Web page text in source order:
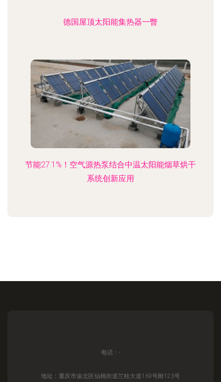
德国屋顶太阳能集热器一瞥
节能27.1%！空气源热泵结合中温太阳能烟草烘干
系统创新应用
电话：-
地址：重庆市渝北区仙桃街道兰桂大道169号附123号